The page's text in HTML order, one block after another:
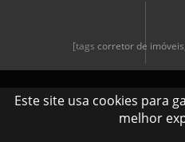
[tags corretor de imóveis
Este site usa cookies para
melhor